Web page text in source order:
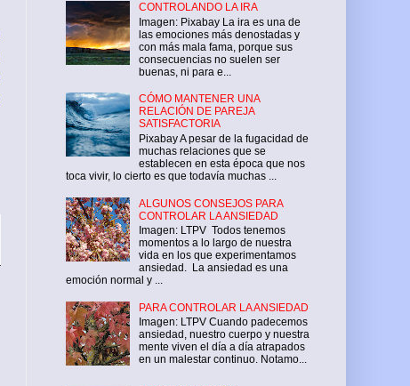
CONTROLANDO LA IRA
Imagen: Pixabay La ira es una de
las emociones más denostadas y
con más mala fama, porque sus
consecuencias no suelen ser
buenas, ni para e...
CÓMO MANTENER UNA
RELACIÓN DE PAREJA
SATISFACTORIA
Pixabay A pesar de la fugacidad de
muchas relaciones que se
establecen en esta época que nos
toca vivir, lo cierto es que todavía muchas ...
ALGUNOS CONSEJOS PARA
CONTROLAR LA ANSIEDAD
Imagen: LTPV Todos tenemos
momentos a lo largo de nuestra
vida en los que experimentamos
ansiedad. La ansiedad es una
emoción normal y ...
PARA CONTROLAR LA ANSIEDAD
Imagen: LTPV Cuando padecemos
ansiedad, nuestro cuerpo y nuestra
mente viven el día a día atrapados
en un malestar continuo. Notamo...